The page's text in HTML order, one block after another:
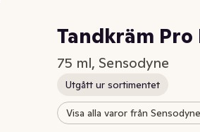
Tandkräm Pro
75 ml, Sensodyne
Utgått ur sortimentet
Visa alla varor från Sensodyne